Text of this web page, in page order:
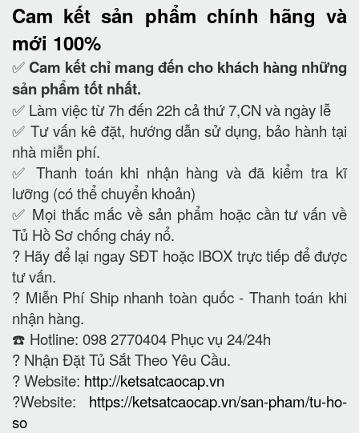
Cam kết sản phẩm chính hãng và
mới 100%
✅ Cam kếtchỉ mang đến cho khách hàng những
sản phẩm tốt nhất.
✅ Làm việc từ 7h đến 22h cả thứ 7,CN và ngày lễ
✅ Tư vấn kê đặt, hướng dẫn sử dụng, bảo hành tại
nhà miễn phí.
✅ Thanh toán khi nhận hàng và đã kiểm tra kĩ
lưỡng (có thể chuyển khoản)
✅ Mọi thắc mắc về sản phẩm hoặc cần tư vấn về
Tủ Hồ Sơ chống cháy nổ.
? Hãy để lại ngay SĐT hoặc IBOX trực tiếp để được
tư vấn.
? Miễn Phí Ship nhanh toàn quốc - Thanh toán khi
nhận hàng.
☎️ Hotline: 098 2770404 Phục vụ 24/24h
? Nhận Đặt Tủ Sắt Theo Yêu Cầu.
? Website: http://ketsatcaocap.vn
?Website: https://ketsatcaocap.vn/san-pham/tu-ho-
so